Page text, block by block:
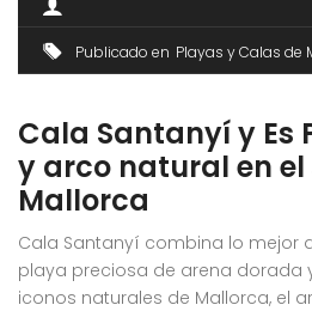
Publicado en Playas y Calas de
Cala Santanyí y Es
y arco natural en el
Mallorca
Cala Santanyí combina lo mejor
playa preciosa de arena dorada
iconos naturales de Mallorca, el